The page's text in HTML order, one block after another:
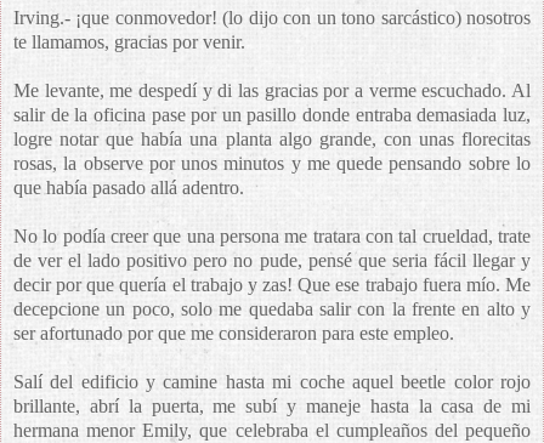
Irving.- ¡que conmovedor! (lo dijo con un tono sarcástico) nosotros
te llamamos, gracias por venir.
Me levante, me despedí y di las gracias por a verme escuchado. Al
salir de la oficina pase por un pasillo donde entraba demasiada luz,
logre notar que había una planta algo grande, con unas florecitas
rosas, la observe por unos minutos y me quede pensando sobre lo
que había pasado allá adentro.
No lo podía creer que una persona me tratara con tal crueldad, trate
de ver el lado positivo pero no pude, pensé que seria fácil llegar y
decir por que quería el trabajo y zas! Que ese trabajo fuera mío. Me
decepcione un poco, solo me quedaba salir con la frente en alto y
ser afortunado por que me consideraron para este empleo.
Salí del edificio y camine hasta mi coche aquel beetle color rojo
brillante, abrí la puerta, me subí y maneje hasta la casa de mi
hermana menor Emily, que celebraba el cumpleaños del pequeño